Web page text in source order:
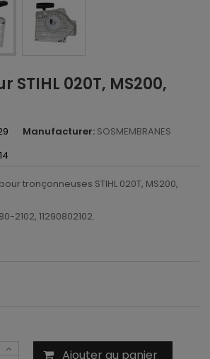
STIHL 020T, MS200,
Manufacturer: SOSMEMBRANES
tronçonneuses STIHL 020T, MS200,
2102, 11290802102.
Ajouter au panier